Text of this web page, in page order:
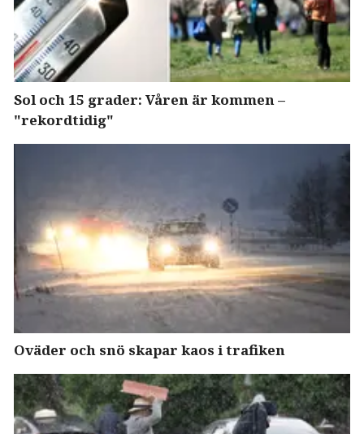
Sol och 15 grader: Våren är kommen –
"rekordtidig"
Oväder och snö skapar kaos i trafiken